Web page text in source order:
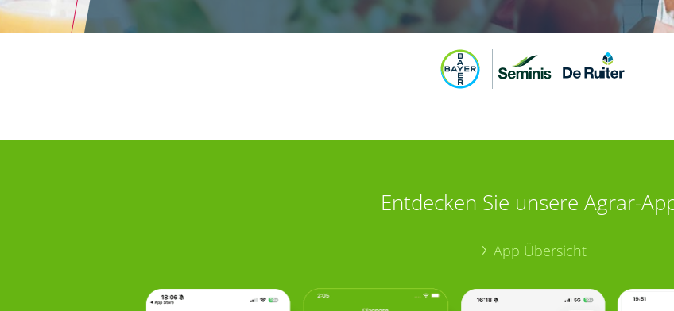
Entdecken Sie unsere Agrar-
App Übersicht